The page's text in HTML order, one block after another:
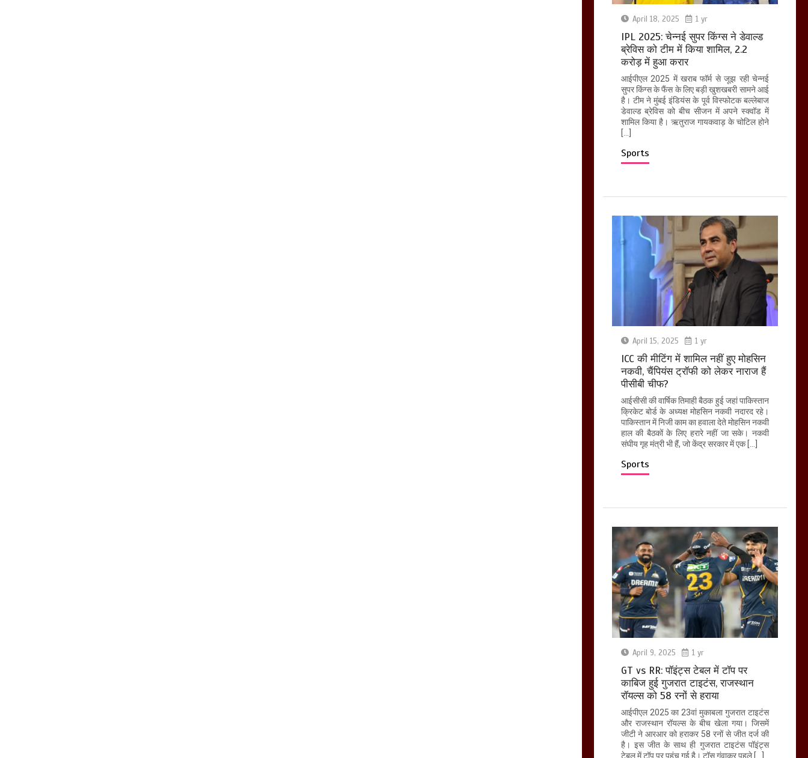
April 18, 2025 1 yr
IPL 2025: चेन्नई सुपर किंग्स ने डेवाल्ड
ब्रेविस को टीम में किया शामिल, 2.2
करोड़ में हुआ करार
आईपीएल 2025 में खराब फॉर्म से जूझ रही चेन्नई
सुपर किंग्स के फैंस के लिए बड़ी खुशखबरी सामने आई
है। टीम ने मुंबई इंडियंस के पूर्व विस्फोटक बल्लेबाज
डेवाल्ड ब्रेविस को बीच सीजन में अपने स्क्वॉड में
शामिल किया है। ऋतुराज गायकवाड़ के चोटिल होने
Sports
April 15, 2025 1 yr
ICC की मीटिंग में शामिल नहीं हुए मोहसिन
नकवी, चैंपियंस ट्रॉफी को लेकर नाराज हैं
पीसीबी चीफ?
आईसीसी की वार्षिक तिमाही बैठक हुई जहां पाकिस्तान
क्रिकेट बोर्ड के अध्यक्ष मोहसिन नकवी नदारद रहे।
पाकिस्तान में निजी काम का हवाला देते मोहसिन नकवी
हाल की बैठकों के लिए हरारे नहीं जा सके। नकवी
संघीय गृह मंत्री भी हैं, जो केंद्र सरकार में एक […]
Sports
April 9, 2025 1 yr
GT vs RR: पॉइंट्स टेबल में टॉप पर
काबिज हुई गुजरात टाइटंस, राजस्थान
रॉयल्स को 58 रनों से हराया
आईपीएल 2025 का 23वां मुकाबला गुजरात टाइटंस
और राजस्थान रॉयल्स के बीच खेला गया। जिसमें
जीटी ने आरआर को हराकर 58 रनों से जीत दर्ज की
है। इस जीत के साथ ही गुजरात टाइटंस पॉइंट्स
टेबल में टॉप पर पहुंच गई है। टॉस गंवाकर पहले […]